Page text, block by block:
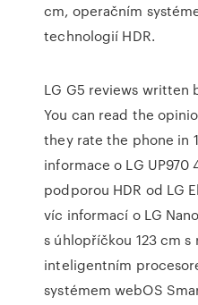
cm, operačním
technologií HDR.
LG G5 reviews written
You can read the
they rate the phone in
informace o LG UP970
podporou HDR od LG
víc informací o LG
s úhlopříčkou 123 cm s
inteligentním
systémem webOS